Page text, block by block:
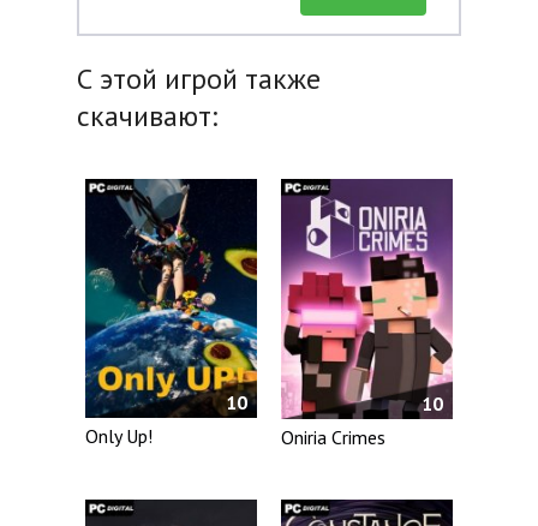
С этой игрой также
скачивают:
10
Only Up!
10
Oniria Crimes